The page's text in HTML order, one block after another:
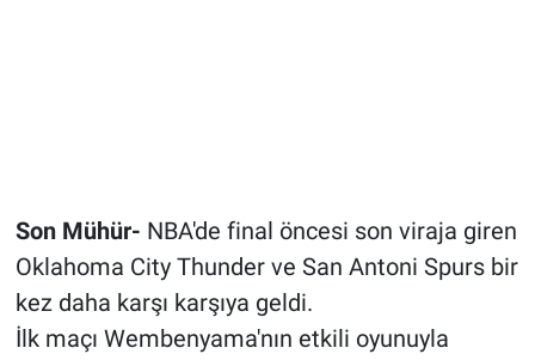
Son Mühür- NBA'de final öncesi son viraja giren
Oklahoma City Thunder ve San Antoni Spurs bir
kez daha karşı karşıya geldi.
İlk maçı Wembenyama'nın etkili oyunuyla